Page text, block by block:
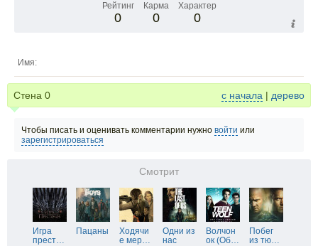
Рейтинг
0
Карма
0
Характер
0
Имя:
Стена 0 с начала | дерево
Чтобы писать и оценивать комментарии нужно войти или
зарегистрироваться
Смотрит
Игра
прест…
Пацаны
Ходячи
е мер…
Одни из
нас
Волчон
ок (Об…
Побег
из тю…